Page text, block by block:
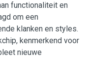
functionaliteit en
om een
klanken en styles.
kenmerkend voor
nieuwe